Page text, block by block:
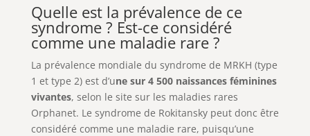
Quelle est la prévalence de ce
syndrome ? Est-ce considéré
comme une maladie rare ?
La prévalence mondiale du syndrome de MRKH (type
1 et type 2) est d’une sur 4 500 naissances féminines
vivantes, selon le site sur les maladies rares
Orphanet. Le syndrome de Rokitansky peut donc être
considéré comme une maladie rare, puisqu’une